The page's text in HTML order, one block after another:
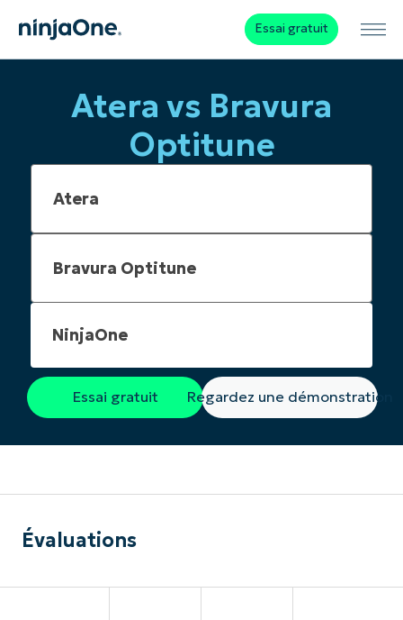
Essai gratuit
Atera vs Bravura
Optitune
NinjaOne
Essai gratuit Regardez une démonstration
Évaluations